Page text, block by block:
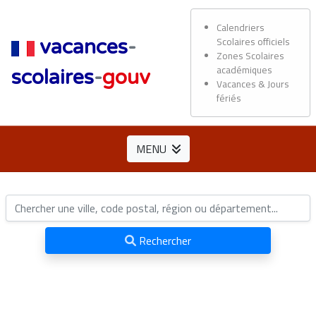
vacances-
scolaires-gouv
Calendriers
Scolaires officiels
Zones Scolaires
académiques
Vacances & Jours
fériés
MENU
Rechercher